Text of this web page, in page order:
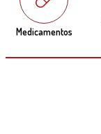
Medicamentos